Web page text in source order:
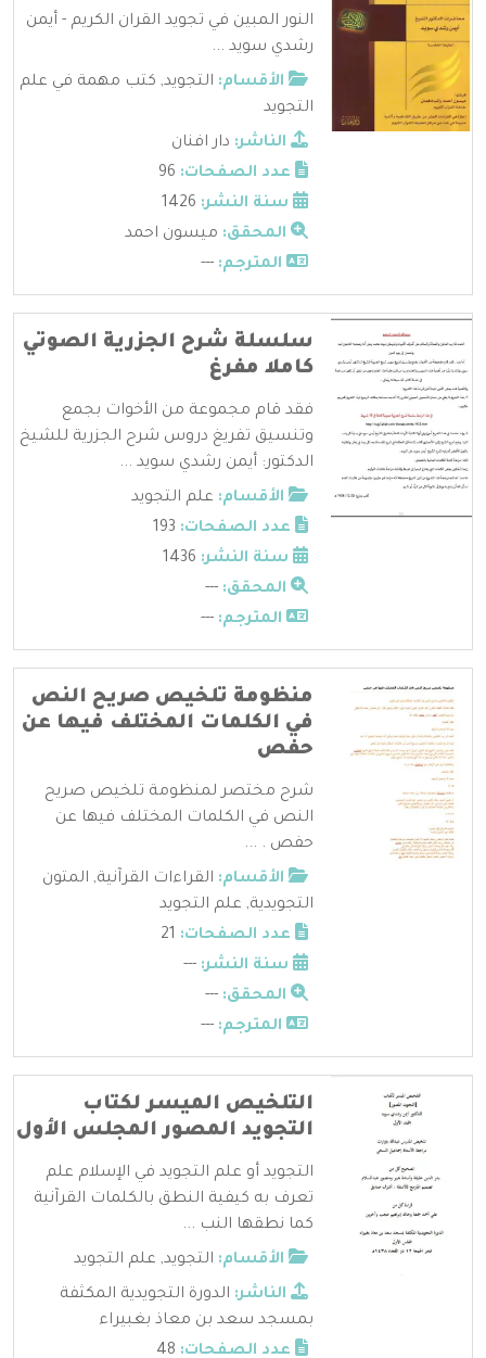
النور المبين في تجويد القران الكريم - أيمن
رشدي سويد ...
الأقسام: التجويد, كتب مهمة في علم
التجويد
الناشر: دار افنان
عدد الصفحات:
سنة النشر:
المحقق: ميسون احمد
المترجم: ---
سلسلة شرح الجزرية الصوتي
كاملا مفرغ
فقد قام مجموعة من الأخوات بجمع
وتنسيق تفريغ دروس شرح الجزرية للشيخ
الدكتور: أيمن رشدي سويد ...
الأقسام: علم التجويد
عدد الصفحات:
سنة النشر:
المحقق: ---
المترجم: ---
منظومة تلخيص صريح النص
في الكلمات المختلف فيها عن
حفص
شرح مختصر لمنظومة تلخيص صريح
النص في الكلمات المختلف فيها عن
حفص . ...
الأقسام: القراءات القرآنية, المتون
التجويدية, علم التجويد
عدد الصفحات:
سنة النشر: ---
المحقق: ---
المترجم: ---
التلخيص الميسر لكتاب
التجويد المصور المجلس الأول
التجويد أو علم التجويد في الإسلام علم
تعرف به كيفية النطق بالكلمات القرآنية
كما نطقها النب ...
الأقسام: التجويد, علم التجويد
الناشر: الدورة التجويدية المكثفة
بمسجد سعد بن معاذ بغبيراء
عدد الصفحات: